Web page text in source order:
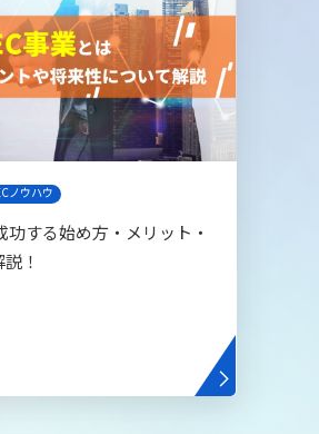
ノウハウ
功する始め方・メリット・
！